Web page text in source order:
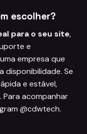
escolher?
para o seu site,
e
empresa que
disponibilidade. Se
e estável,
. Para acompanhar
@cdwtech.